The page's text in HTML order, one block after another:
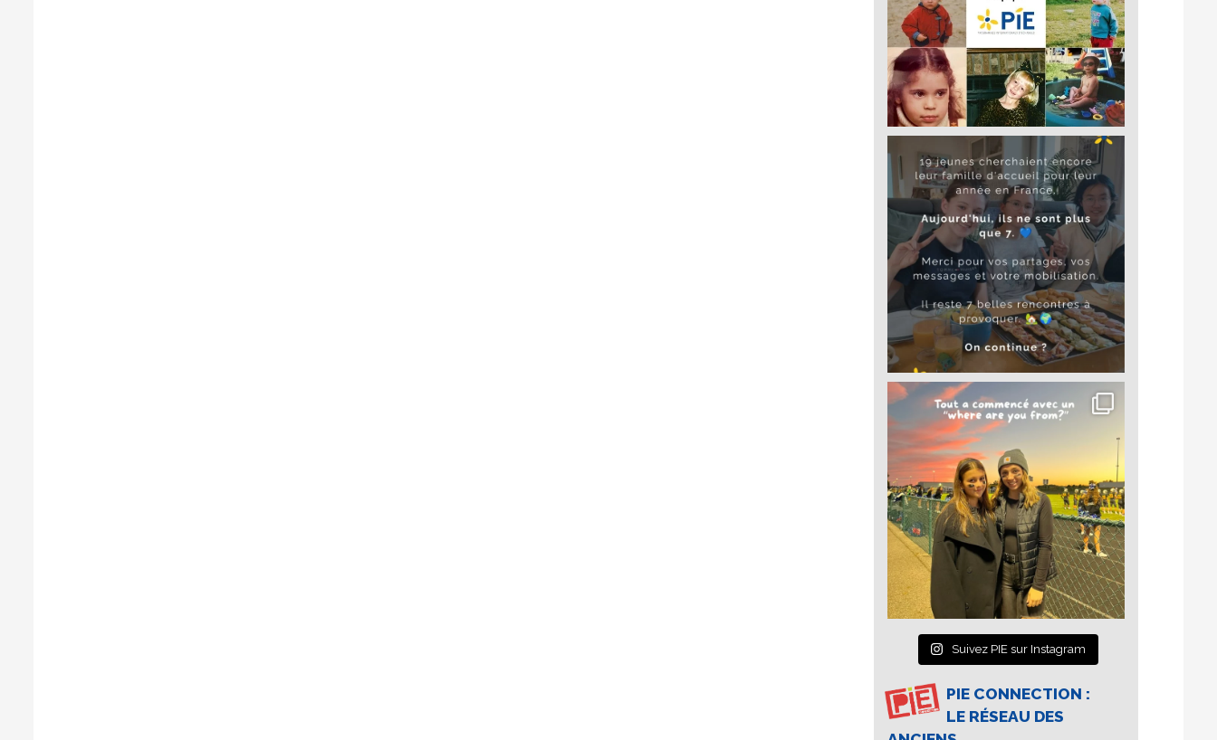
Suivez PIE sur Instagram
PIE CONNECTION :
LE RÉSEAU DES